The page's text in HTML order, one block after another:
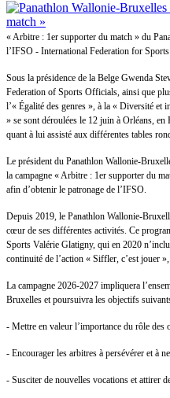
« Arbitre : 1er supporter du match » du
l’IFSO - International Federation for
Sous la présidence de la Belge Gwenda
Federation of Sports Officials, ainsi que
l’« Égalité des genres », à la « Diversité et
» se sont déroulées le 12 juin à Orléans,
quant à lui assisté aux différentes tables
Le président du Panathlon Wallonie-
la campagne « Arbitre : 1er supporter du
afin d’obtenir le patronage de l’IFSO.
Depuis 2019, le Panathlon Wallonie-
cœur de ses différentes activités. Ce
Sports Valérie Glatigny, qui en 2020
continuité de l’action « Siffler, c’est jouer
La campagne 2026-2027 impliquera
Bruxelles et poursuivra les objectifs
- Mettre en valeur l’importance du rôle
- Encourager les arbitres à persévérer et à
- Susciter de nouvelles vocations et attirer